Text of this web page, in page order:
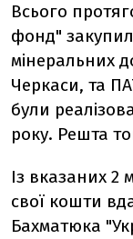
Всього
фонд"
мінеральних
Черкаси, та
були
року. Решта
Із вказаних 2
свої кошти
Бахматюка